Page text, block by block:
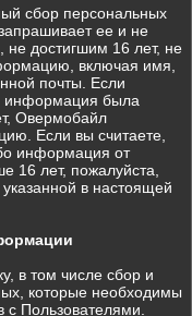
сбор персональных
ее и не
не достигшим 16 лет, не
включая имя,
почты. Если
информация была
Овермобайл
Если вы считаете,
информация от
16 лет, пожалуйста,
в настоящей
в том числе сбор и
которые необходимы
Пользователями.